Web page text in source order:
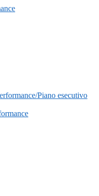
Piano esecutivo